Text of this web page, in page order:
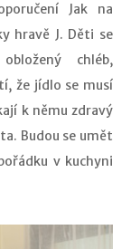
Jak na
hravě J. Děti se
chléb,
že jídlo se musí
k němu zdravý
Budou se umět
v kuchyni